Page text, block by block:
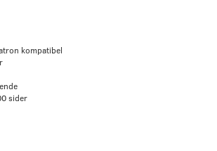
kompatibel
sider